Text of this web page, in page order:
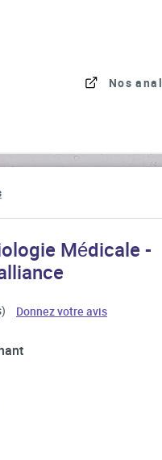
Nos
Médicale -
Donnez votre avisLink
Opens in New Tab